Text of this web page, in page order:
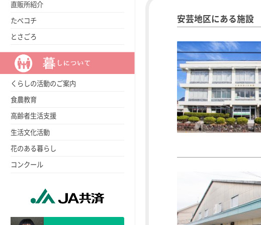
安芸地区にある施設
直販所紹介
たべコチ
とさごろ
くらしの活動のご案内
食農教育
高齢者生活支援
生活文化活動
花のある暮らし
コンクール